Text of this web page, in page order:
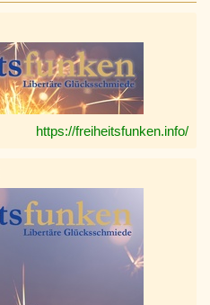
https://freiheitsfunken.info/